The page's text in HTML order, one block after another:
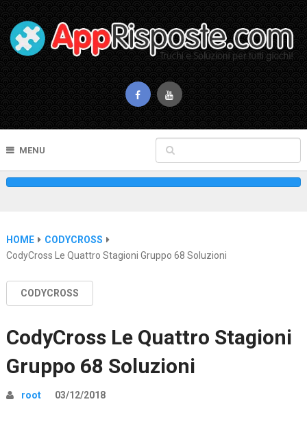
MENU
HOME
CODYCROSS
CodyCross Le Quattro Stagioni Gruppo 68 Soluzioni
CODYCROSS
CodyCross Le Quattro Stagioni
Gruppo 68 Soluzioni
root 03/12/2018